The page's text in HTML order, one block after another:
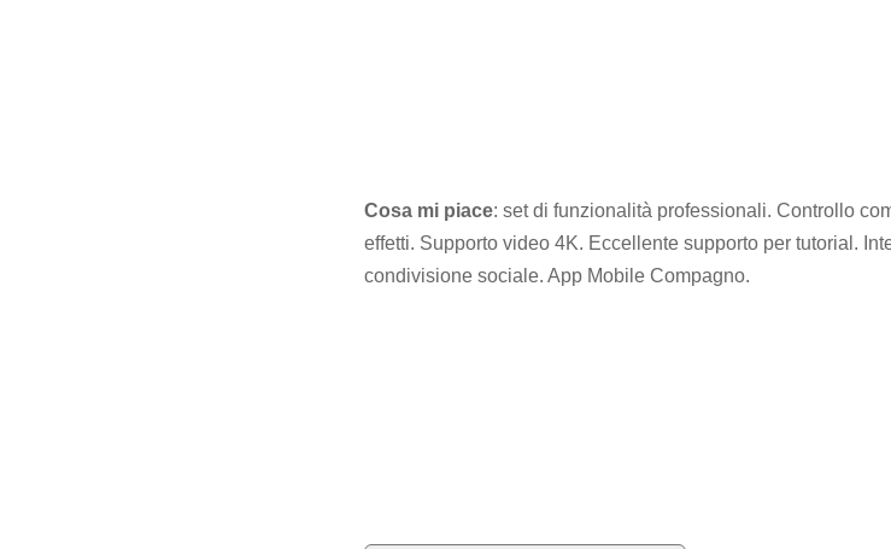
Cosa mi piace: set di funzionalità professionali. Controllo
effetti. Supporto video 4K. Eccellente supporto per tutorial.
condivisione sociale. App Mobile Compagno.